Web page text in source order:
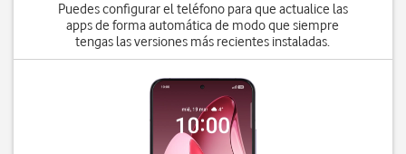
Puedes configurar el teléfono para que actualice las
apps de forma automática de modo que siempre
tengas las versiones más recientes instaladas.